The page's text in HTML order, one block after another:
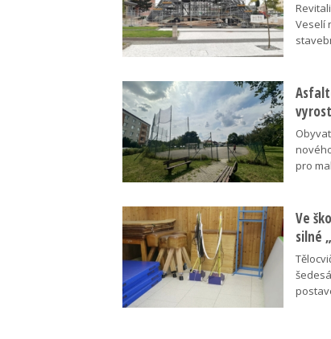
Veselí
pro
Ve
silné